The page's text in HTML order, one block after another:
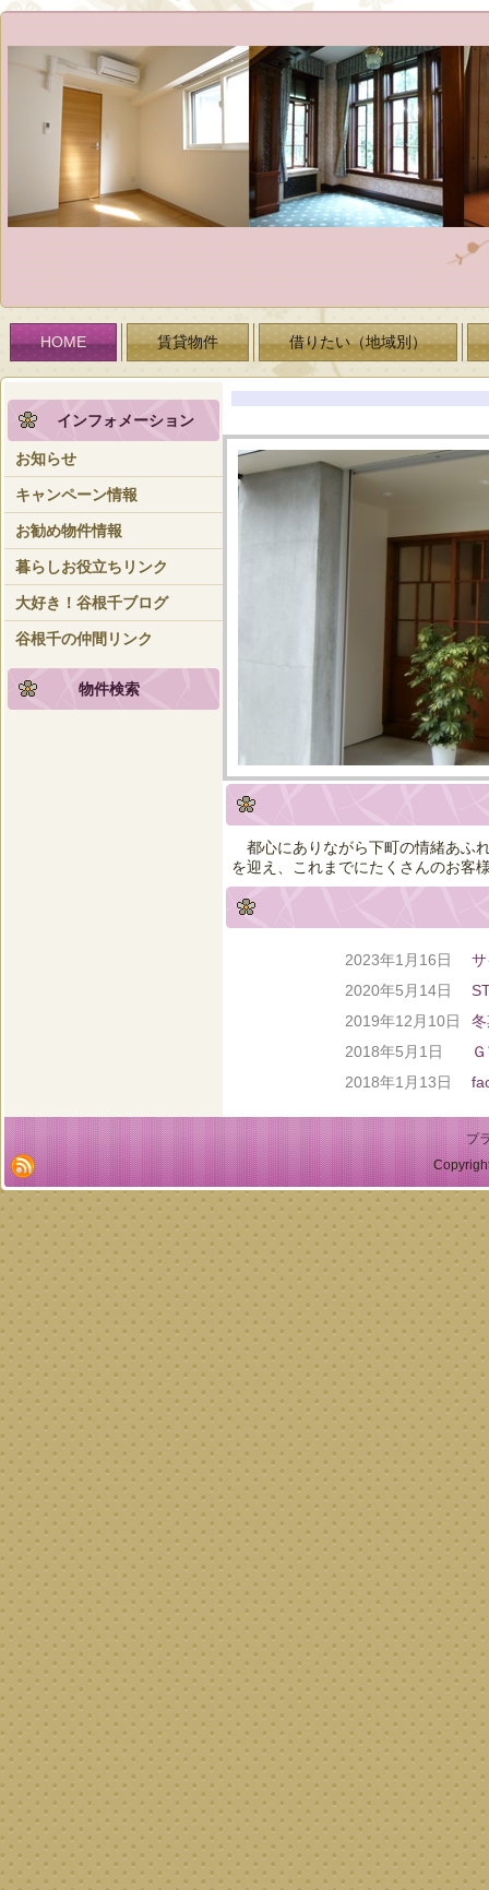
HOME 賃貸物件 借りたい（地域別）
インフォメーション
お知らせ
キャンペーン情報
お勧め物件情報
暮らしお役立ちリンク
大好き！谷根千ブログ
谷根千の仲間リンク
物件検索
都心にありながら下町の情緒あふ
を迎え、これまでにたくさんのお客
2023年1月16日
2020年5月14日
2019年12月10日
2018年5月1日
2018年1月13日
プ